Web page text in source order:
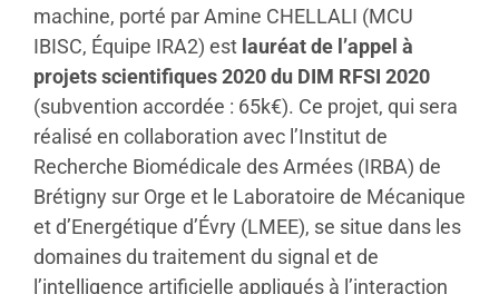
machine, porté par Amine CHELLALI (MCU
IBISC, Équipe IRA2) est lauréat de l’appel à
projets scientifiques 2020 du DIM RFSI 2020
(subvention accordée : 65k€). Ce projet, qui sera
réalisé en collaboration avec l’Institut de
Recherche Biomédicale des Armées (IRBA) de
Brétigny sur Orge et le Laboratoire de Mécanique
et d’Energétique d’Évry (LMEE), se situe dans les
domaines du traitement du signal et de
l’intelligence artificielle appliqués à l’interaction